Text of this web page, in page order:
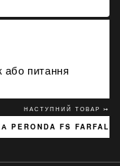
або питання
15X45
НАСТУПНИЙ ТОВАР ↣
PERONDA FS